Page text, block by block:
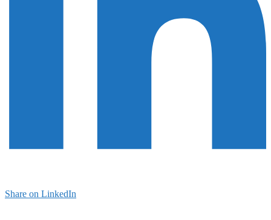
Share on LinkedIn